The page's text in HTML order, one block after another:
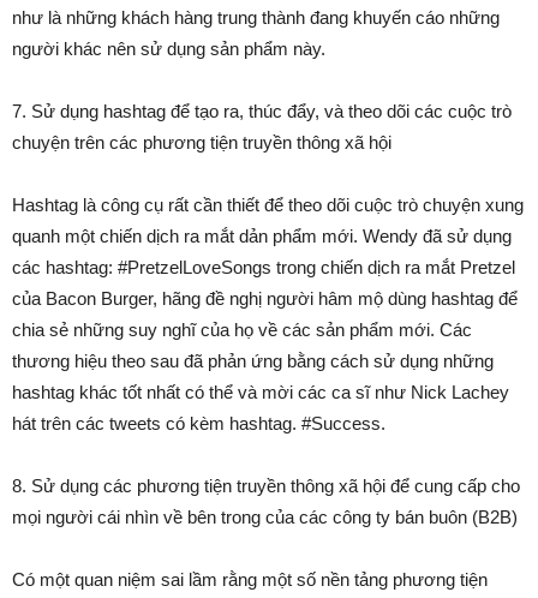
như là những khách hàng trung thành đang khuyến cáo những
người khác nên sử dụng sản phẩm này.
7. Sử dụng hashtag để tạo ra, thúc đẩy, và theo dõi các cuộc trò
chuyện trên các phương tiện truyền thông xã hội
Hashtag là công cụ rất cần thiết để theo dõi cuộc trò chuyện xung
quanh một chiến dịch ra mắt dản phẩm mới. Wendy đã sử dụng
các hashtag: #PretzelLoveSongs trong chiến dịch ra mắt Pretzel
của Bacon Burger, hãng đề nghị người hâm mộ dùng hashtag để
chia sẻ những suy nghĩ của họ về các sản phẩm mới. Các
thương hiệu theo sau đã phản ứng bằng cách sử dụng những
hashtag khác tốt nhất có thể và mời các ca sĩ như Nick Lachey
hát trên các tweets có kèm hashtag. #Success.
8. Sử dụng các phương tiện truyền thông xã hội để cung cấp cho
mọi người cái nhìn về bên trong của các công ty bán buôn (B2B)
Có một quan niệm sai lầm rằng một số nền tảng phương tiện